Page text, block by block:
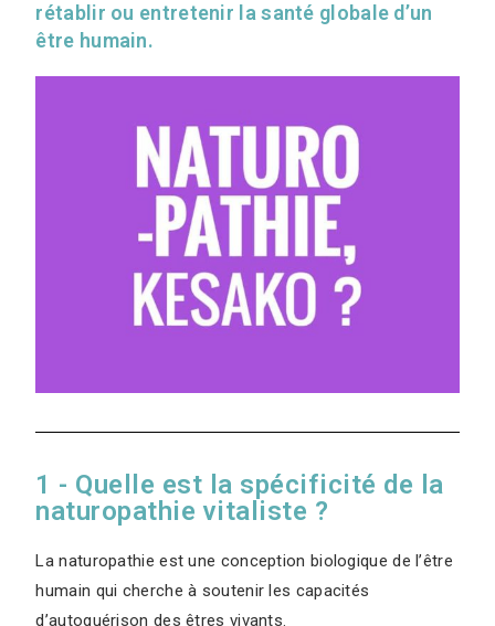
rétablir ou entretenir la santé globale d’un
être humain.
1 - Quelle est la spécificité de la
naturopathie vitaliste ?
La naturopathie est une conception biologique de l’être
humain qui cherche à soutenir les capacités
d’autoguérison des êtres vivants.